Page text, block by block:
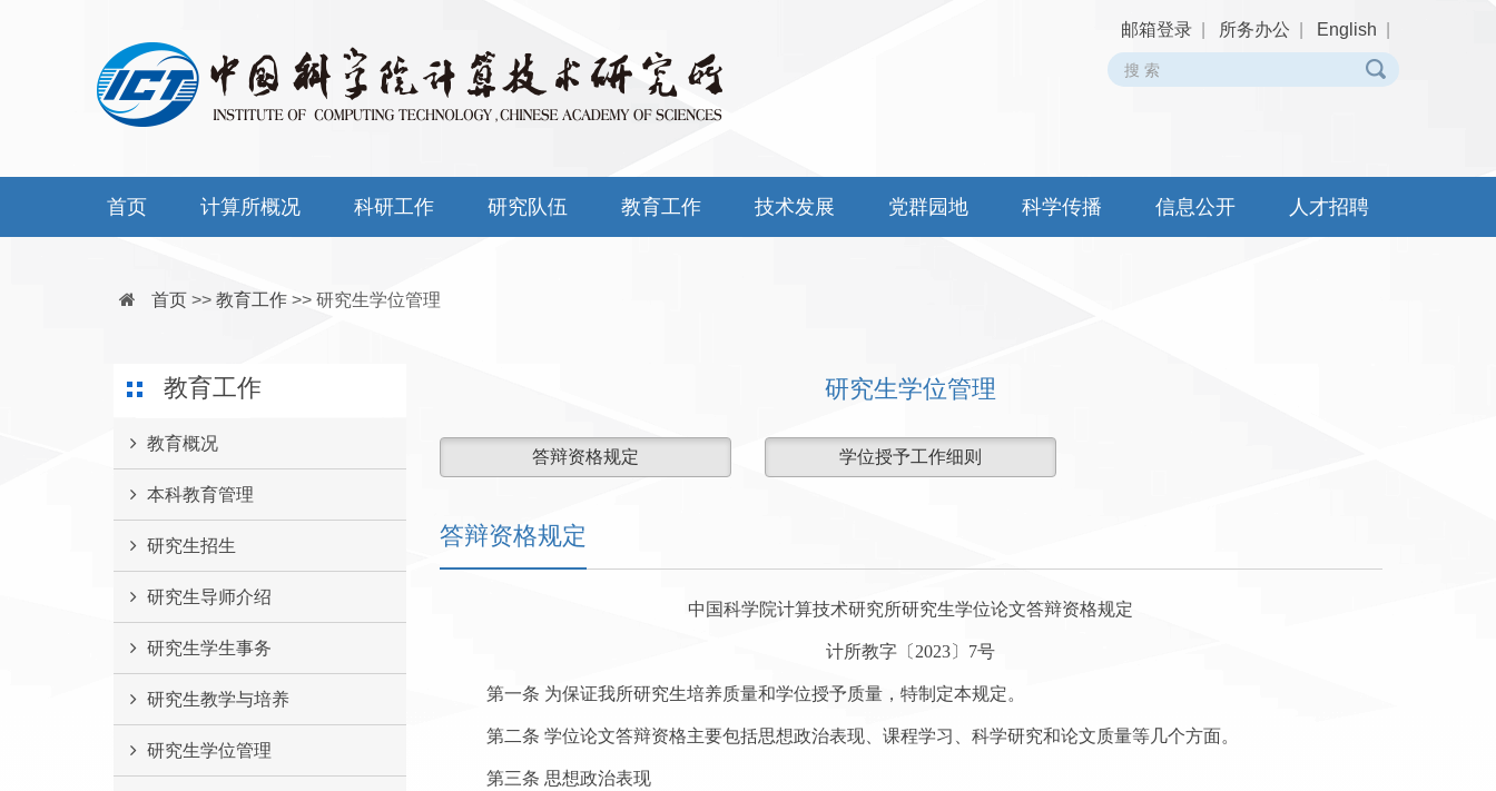
邮箱登录 所务办公 English
首页 计算所概况 科研工作 研究队伍 教育工作 技术发展 党群园地 科学传播 信息公开 人才招聘
首页 >> 教育工作 >> 研究生学位管理
教育工作
教育概况
本科教育管理
研究生招生
研究生导师介绍
研究生学生事务
研究生教学与培养
研究生学位管理
研究生学位管理
答辩资格规定 学位授予工作细则
答辩资格规定
中国科学院计算技术研究所研究生学位论文答辩资格规定
计所教字〔2023〕7号
第一条 为保证我所研究生培养质量和学位授予质量，特制定本规定。
第二条 学位论文答辩资格主要包括思想政治表现、课程学习、科学研究和论文质量等几个方面。
第三条 思想政治表现